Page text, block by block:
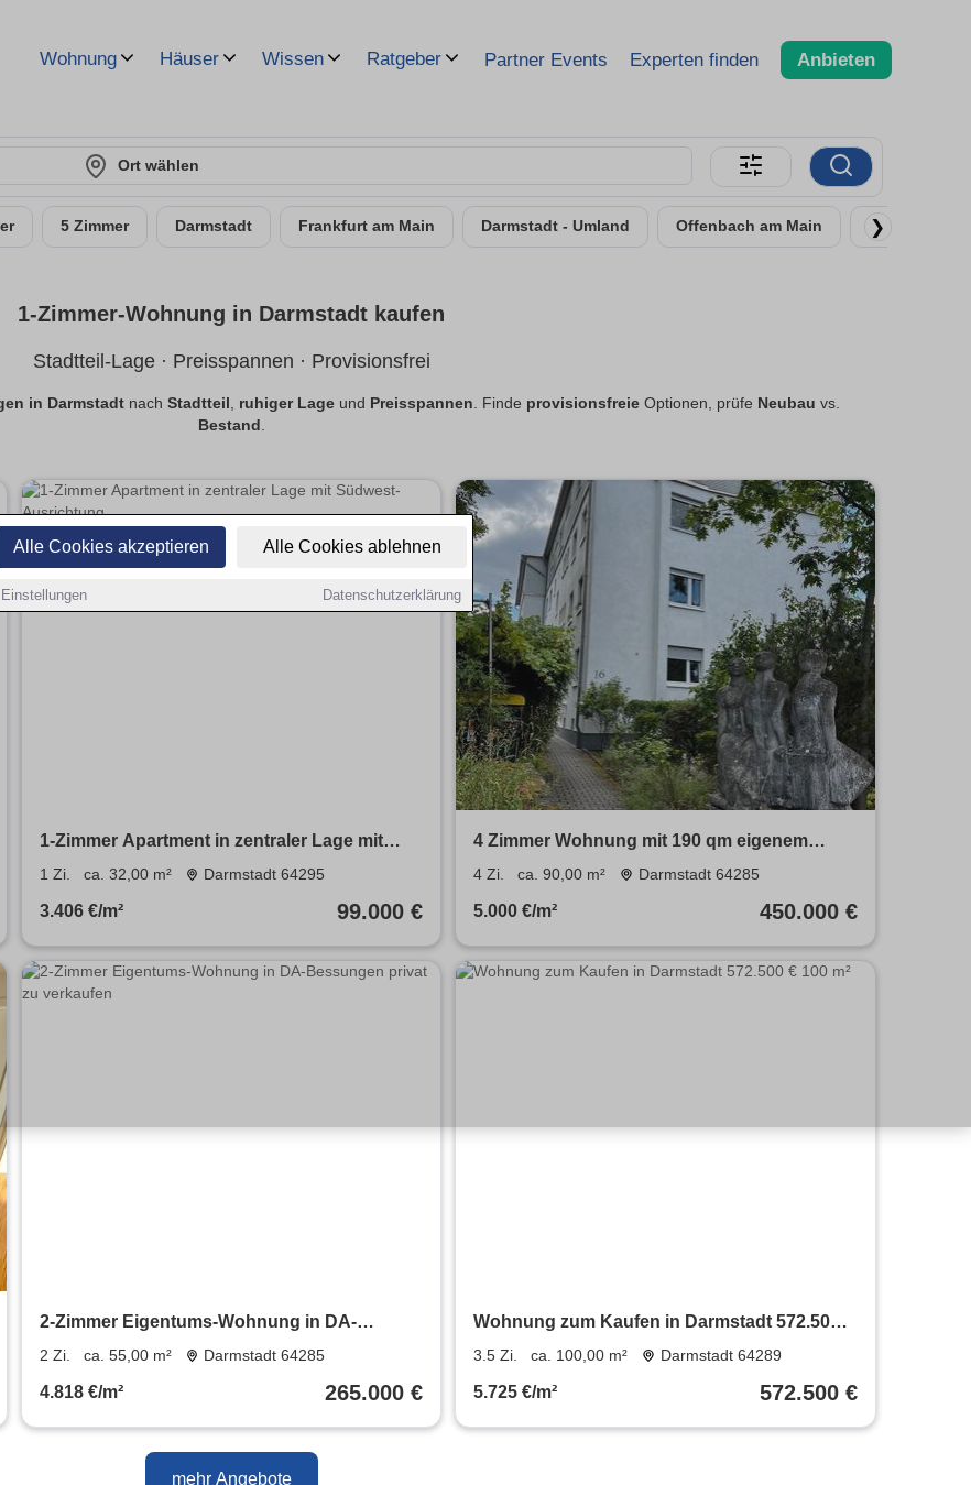
Alle Cookies akzeptieren Alle Cookies ablehnen
Einstellungen Datenschutzerklärung
Wohnung Häuser Wissen Ratgeber Partner Events Experten finden Anbieten
Ort wählen
5 Zimmer Darmstadt Frankfurt am Main Darmstadt - Umland Offenbach am Main Rüsselsheim
❯
1-Zimmer-Wohnung in Darmstadt kaufen
Stadtteil-Lage · Preisspannen · Provisionsfrei
in Darmstadt nach Stadtteil , ruhiger Lage und Preisspannen. Finde provisionsfreie Optionen, prüfe Neubau vs.
Bestand .
1-Zimmer Apartment in zentraler Lage mit
Südwest-Ausrichtung
1 Zi. ca. 32,00 m² Darmstadt 64295
3.406 €/m² 99.000 €
4 Zimmer Wohnung mit 190 qm eigenem
großen Garten in Bessungen
4 Zi. ca. 90,00 m² Darmstadt 64285
5.000 €/m² 450.000 €
2-Zimmer Eigentums-Wohnung in DA-
Bessungen privat zu verkaufen
2 Zi. ca. 55,00 m² Darmstadt 64285
4.818 €/m² 265.000 €
Wohnung zum Kaufen in Darmstadt 572.500 €
100 m²
3.5 Zi. ca. 100,00 m² Darmstadt 64289
5.725 €/m² 572.500 €
mehr Angebote